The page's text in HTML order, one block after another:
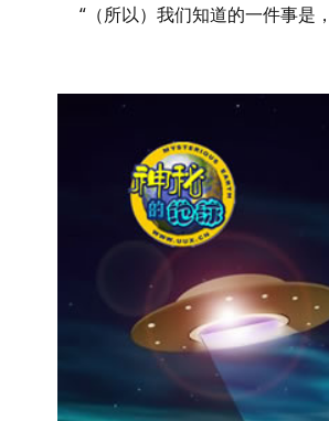
“（所以）我们知道的一件事是